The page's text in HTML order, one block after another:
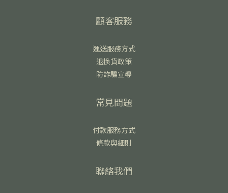
顧客服務
運送服務方式
退換貨政策
防詐騙宣導
常見問題
付款服務方式
條款與細則
聯絡我們